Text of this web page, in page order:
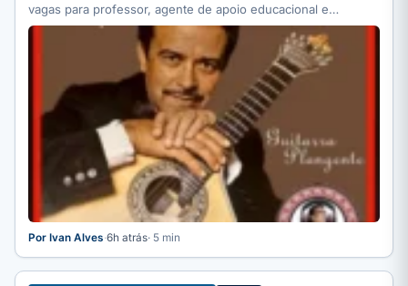
vagas para professor, agente de apoio educacional e
motorista;…
Por Ivan Alves·6h atrás· 5 min